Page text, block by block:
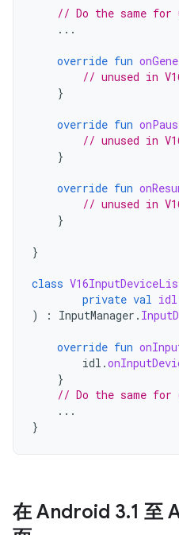
// Do the same
...
override fun
// unused in
}
override fun
// unused in
}
override fun
// unused in
}
}
class
private val idl
)
: InputManager .
override fun
idl .
}
// Do the same for
...
}
在 Android 3.1 至